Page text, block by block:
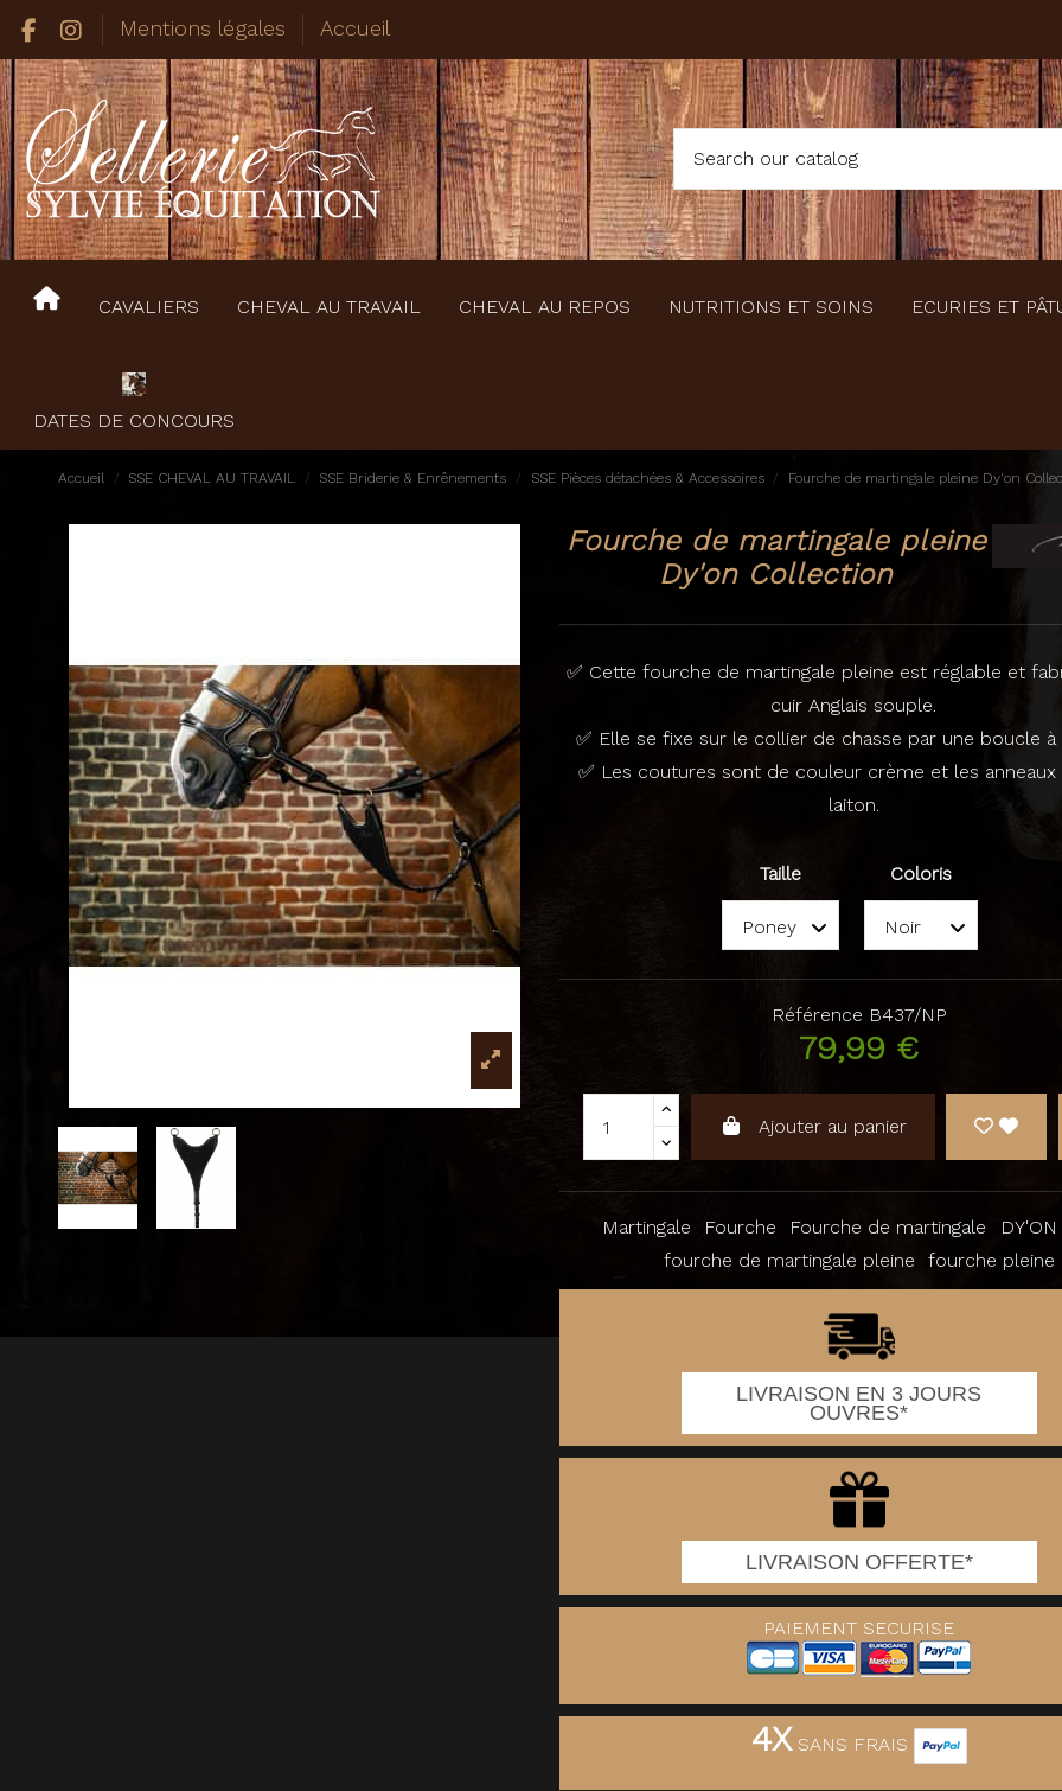
Mentions légales Accueil
CAVALIERS CHEVAL AU TRAVAIL CHEVAL AU REPOS NUTRITIONS ET SOINS ECURIES ET
DATES DE CONCOURS
Accueil SSE CHEVAL AU TRAVAIL SSE Briderie & Enrênements SSE Pièces détachées & Accessoires Fourche de martingale pleine Dy'on
Fourche de martingale pleine
Dy'on Collection
✅ Cette fourche de martingale pleine est réglable et
cuir Anglais souple.
✅ Elle se fixe sur le collier de chasse par une boucle à
✅ Les coutures sont de couleur crème et les
laiton.
Taille Coloris
Référence B437/NP
79,99 €
Ajouter au panier
Martingale Fourche Fourche de martingale
DY'ON
fourche de martingale pleine
fourche pleine
LIVRAISON EN 3 JOURS
OUVRES*
LIVRAISON OFFERTE*
PAIEMENT SECURISE
4XSANS FRAIS